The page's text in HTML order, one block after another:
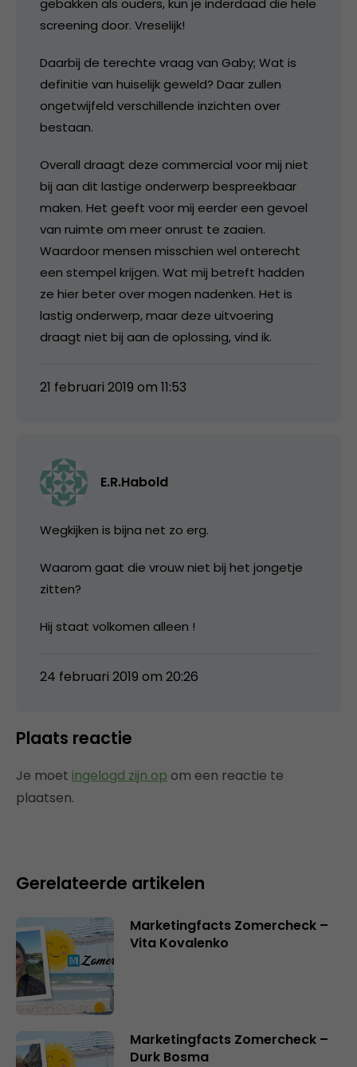
gebakken als ouders, kun je inderdaad die hele
screening door. Vreselijk!
Daarbij de terechte vraag van Gaby; Wat is
definitie van huiselijk geweld? Daar zullen
ongetwijfeld verschillende inzichten over
bestaan.
Overall draagt deze commercial voor mij niet
bij aan dit lastige onderwerp bespreekbaar
maken. Het geeft voor mij eerder een gevoel
van ruimte om meer onrust te zaaien.
Waardoor mensen misschien wel onterecht
een stempel krijgen. Wat mij betreft hadden
ze hier beter over mogen nadenken. Het is
lastig onderwerp, maar deze uitvoering
draagt niet bij aan de oplossing, vind ik.
21 februari 2019 om 11:53
E.R.Habold
Wegkijken is bijna net zo erg.
Waarom gaat die vrouw niet bij het jongetje
zitten?
Hij staat volkomen alleen !
24 februari 2019 om 20:26
Plaats reactie
Je moet ingelogd zijn op om een reactie te
plaatsen.
Gerelateerde artikelen
Marketingfacts Zomercheck –
Vita Kovalenko
Marketingfacts Zomercheck –
Durk Bosma